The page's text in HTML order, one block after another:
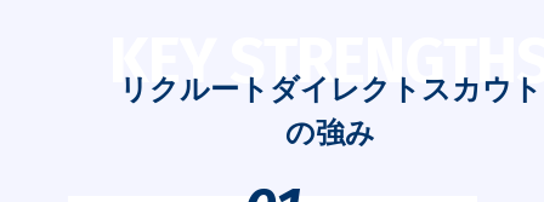
KEY
リクルートダイレクトスカウト
の強み